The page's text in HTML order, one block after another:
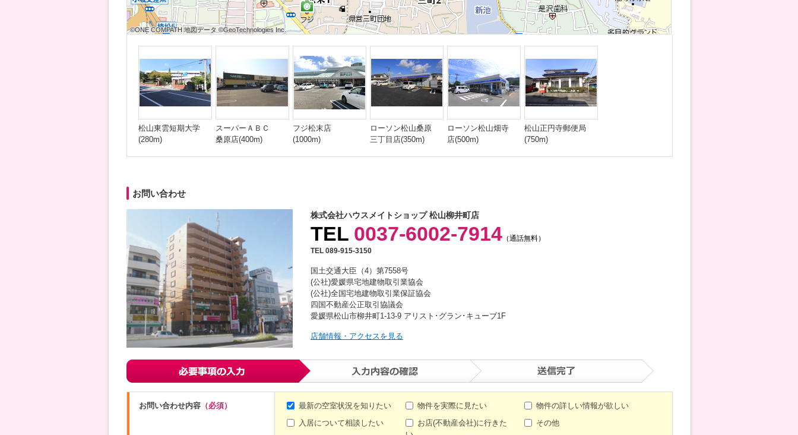
©ONE COMPATH 地図データ ©GeoTechnologies Inc.
©ONE COMPATH 地図データ ©GeoTechnologies Inc.
©ONE COMPATH 地図データ ©GeoTechnologies Inc.
©ONE COMPATH 地図データ ©GeoTechnologies Inc.
©ONE COMPATH 地図データ ©GeoTechnologies Inc.
©ONE COMPATH 地図データ ©GeoTechnologies Inc.
©ONE COMPATH 地図データ ©GeoTechnologies Inc.
©ONE COMPATH 地図データ ©GeoTechnologies Inc.
©ONE COMPATH 地図データ ©GeoTechnologies Inc.
松山東雲短期大学
(280m)
スーパーＡＢＣ
桑原店(400m)
フジ松末店
(1000m)
ローソン松山桑原
三丁目店(350m)
ローソン松山畑寺
店(500m)
松山正円寺郵便局
(750m)
お問い合わせ
株式会社ハウスメイトショップ 松山柳井町店
TEL 0037-6002-7914 （通話無料）
TEL 089-915-3150
国土交通大臣（4）第7558号
(公社)愛媛県宅地建物取引業協会
(公社)全国宅地建物取引業保証協会
四国不動産公正取引協議会
愛媛県松山市柳井町1-13-9 アリスト･グラン･キューブ1F
店舗情報・アクセスを見る
お問い合わせ内容 （必須） 最新の空室状況を知りたい 物件を実際に見たい
物件の詳しい情報が欲しい
入居について相談したい
お店(不動産会社)に行きた
その他